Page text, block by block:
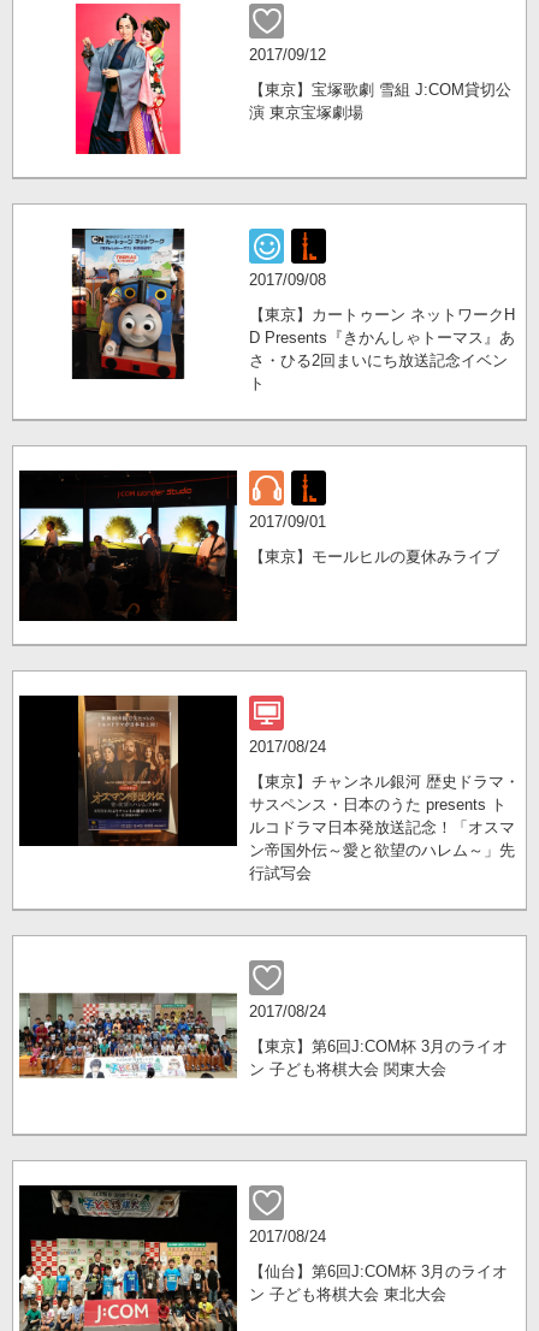
2017/09/12
【東京】宝塚歌劇 雪組 J:COM貸切公
演 東京宝塚劇場
2017/09/08
【東京】カートゥーン ネットワークH
D Presents『きかんしゃトーマス』あ
さ・ひる2回まいにち放送記念イベン
ト
2017/09/01
【東京】モールヒルの夏休みライブ
2017/08/24
【東京】チャンネル銀河 歴史ドラマ・
サスペンス・日本のうた presents ト
ルコドラマ日本発放送記念！「オスマ
ン帝国外伝～愛と欲望のハレム～」先
行試写会
2017/08/24
【東京】第6回J:COM杯 3月のライオ
ン 子ども将棋大会 関東大会
2017/08/24
【仙台】第6回J:COM杯 3月のライオ
ン 子ども将棋大会 東北大会